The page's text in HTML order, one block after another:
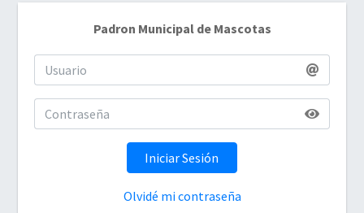
Padron Municipal de Mascotas
Iniciar Sesión
Olvidé mi contraseña